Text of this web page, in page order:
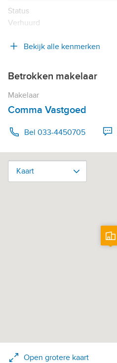
Status
Verhuurd
Bekijk alle kenmerken
Betrokken makelaar
Makelaar
Comma Vastgoed
Bel 033-4450705
Kaart
Kaart
Open grotere kaart